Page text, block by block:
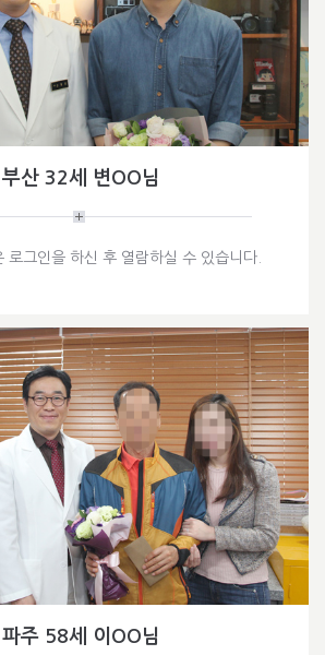
부산 32세 변OO님
로그인을 하신 후 열람하실 수 있습니다.
파주 58세 이OO님